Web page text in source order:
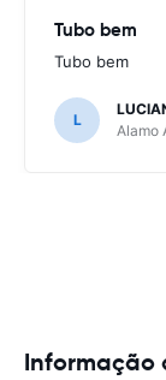
Tubo bem
Tubo bem
L
Alamo